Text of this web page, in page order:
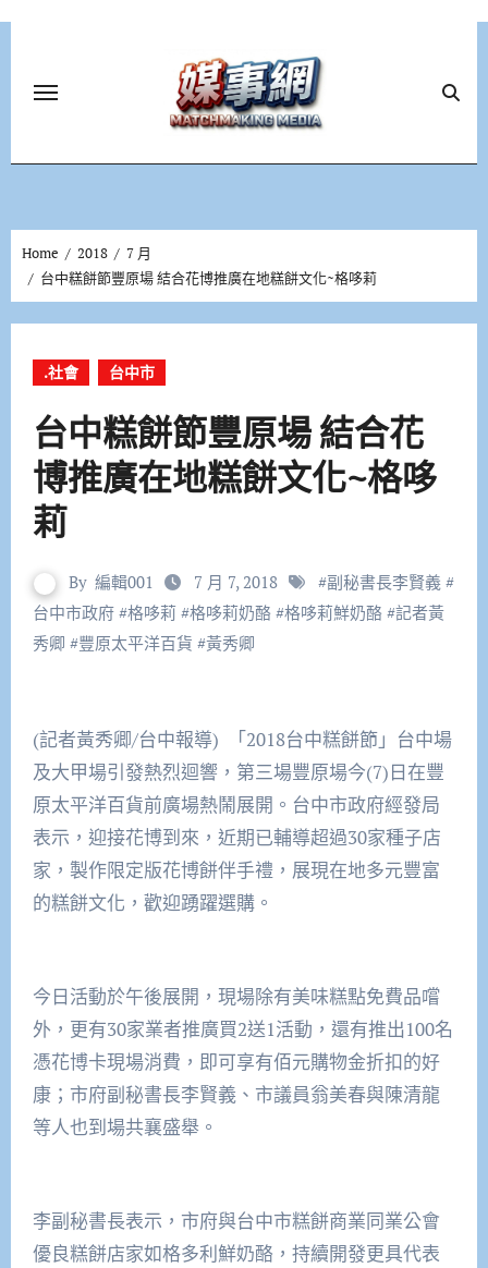
Home 2018
7 月
台中糕餅節豐原場 結合花博推廣在地糕餅文化~格哆莉
.社會 台中市
台中糕餅節豐原場 結合花
博推廣在地糕餅文化~格哆
莉
By 編輯001 7 月 7, 2018 #副秘書長李賢義 #
台中市政府#格哆莉#格哆莉奶酪#格哆莉鮮奶酪#記者黃
秀卿 #豐原太平洋百貨 #黃秀卿
(記者黃秀卿/台中報導) 「2018台中糕餅節」台中場
及大甲場引發熱烈迴響，第三場豐原場今(7)日在豐
原太平洋百貨前廣場熱鬧展開。台中市政府經發局
表示，迎接花博到來，近期已輔導超過30家種子店
家，製作限定版花博餅伴手禮，展現在地多元豐富
的糕餅文化，歡迎踴躍選購。
今日活動於午後展開，現場除有美味糕點免費品嚐
外，更有30家業者推廣買2送1活動，還有推出100名
憑花博卡現場消費，即可享有佰元購物金折扣的好
康；市府副秘書長李賢義、市議員翁美春與陳清龍
等人也到場共襄盛舉。
李副秘書長表示，市府與台中市糕餅商業同業公會
優良糕餅店家如格多利鮮奶酪，持續開發更具代表